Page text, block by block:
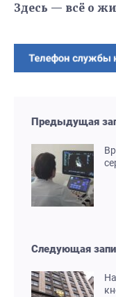
Здесь — всё о
Предыдущая
Следующая